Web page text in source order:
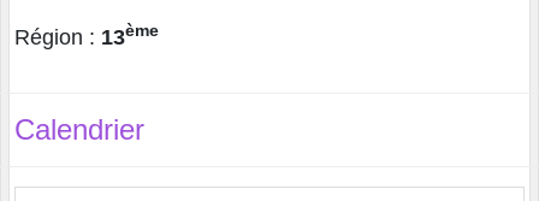
Région : 13ème
Calendrier